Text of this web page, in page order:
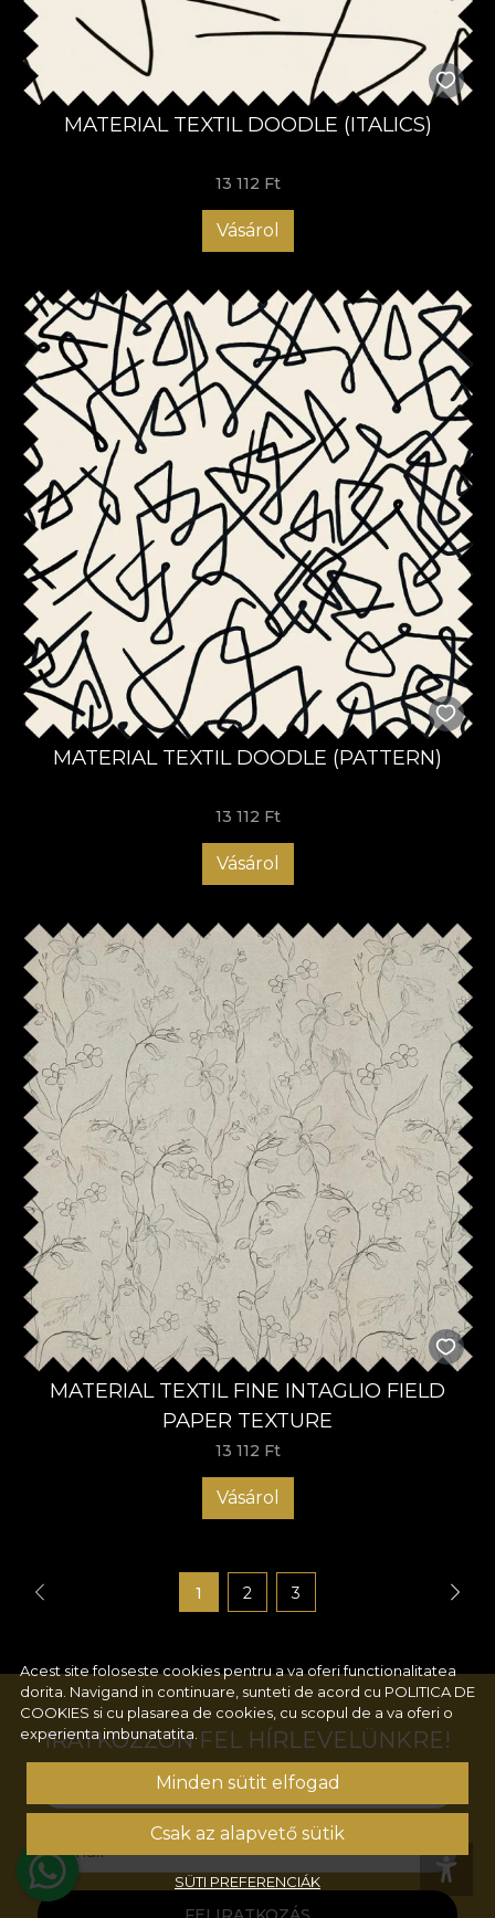
MATERIAL TEXTIL DOODLE (ITALICS)
13 112 Ft
Vásárol
MATERIAL TEXTIL DOODLE (PATTERN)
13 112 Ft
Vásárol
MATERIAL TEXTIL FINE INTAGLIO FIELD
PAPER TEXTURE
13 112 Ft
Vásárol
1 2 3
Acest site foloseste cookies pentru a va oferi functionalitatea
dorita. Navigand in continuare, sunteti de acord cu POLITICA DE
COOKIES si cu plasarea de cookies, cu scopul de a va oferi o
experienta imbunatatita.
Minden sütit elfogad
Csak az alapvető sütik
SÜTI PREFERENCIÁK
IRATKOZZON FEL HÍRLEVELÜNKRE!
Email